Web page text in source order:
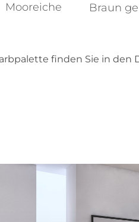
Mooreiche Braun
finden Sie in den